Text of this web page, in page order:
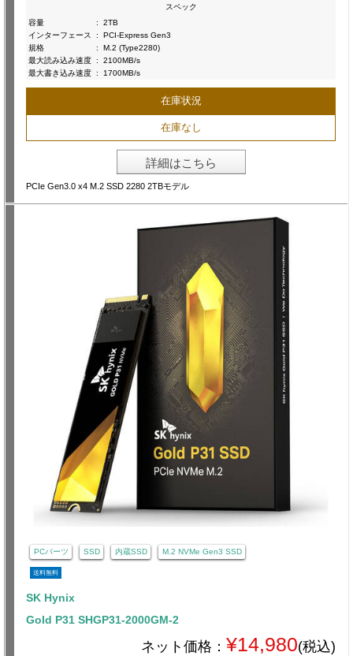
スペック
容量
:
2TB
インターフェース
:
PCI-Express Gen3
規格
:
M.2 (Type2280)
最大読み込み速度 :
2100MB/s
最大書き込み速度 : 1700MB/s
在庫状況
在庫なし
詳細はこちら
PCIe Gen3.0 x4 M.2 SSD 2280 2TBモデル
PCパーツ SSD 内蔵SSD M.2 NVMe Gen3 SSD
送料無料
SK Hynix
Gold P31 SHGP31-2000GM-2
ネット価格： ¥14,980(税込)